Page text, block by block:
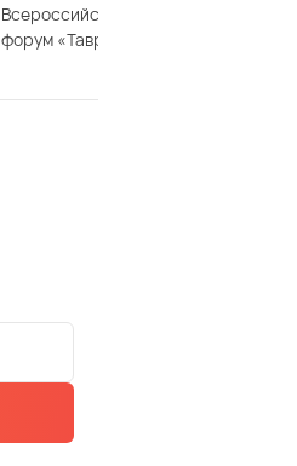
Всероссийский молодежный
форум «Таврида»